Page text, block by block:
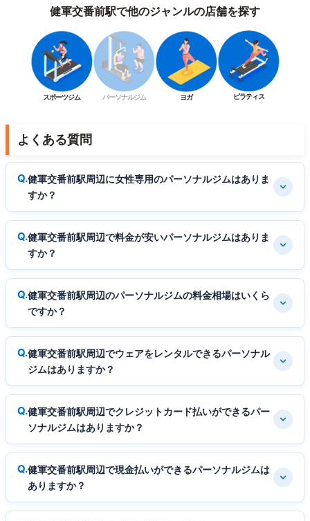
健軍交番前駅で他のジャンルの店舗を探す
スポーツジム パーソナルジム ヨガ ピラティス
よくある質問
健軍交番前駅周辺に女性専用のパーソナルジムはありま
すか？
健軍交番前駅周辺で料金が安いパーソナルジムはありま
すか？
健軍交番前駅周辺のパーソナルジムの料金相場はいくら
ですか？
健軍交番前駅周辺でウェアをレンタルできるパーソナル
ジムはありますか？
健軍交番前駅周辺でクレジットカード払いができるパー
ソナルジムはありますか？
健軍交番前駅周辺で現金払いができるパーソナルジムは
ありますか？